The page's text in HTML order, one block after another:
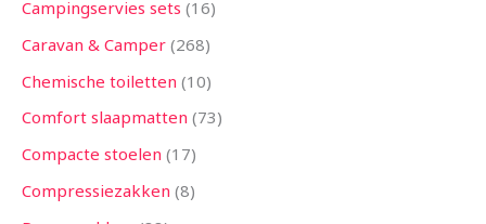
Campingservies sets 16
Caravan & Camper 268
Chemische toiletten 10
Comfort slaapmatten 73
Compacte stoelen 17
Compressiezakken 8